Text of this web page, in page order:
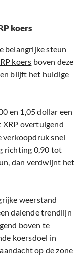
koers
belangrijke steun
koers boven deze
blijft het huidige
en 1,05 dollar een
XRP overtuigend
verkoopdruk snel
richting 0,90 tot
dan verdwijnt het
weerstand
dalende trendlijn
boven te
koersdoel in
op de zone